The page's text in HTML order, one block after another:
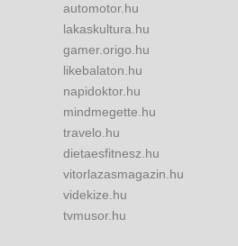
automotor.hu
lakaskultura.hu
gamer.origo.hu
likebalaton.hu
napidoktor.hu
mindmegette.hu
travelo.hu
dietaesfitnesz.hu
vitorlazasmagazin.hu
videkize.hu
tvmusor.hu